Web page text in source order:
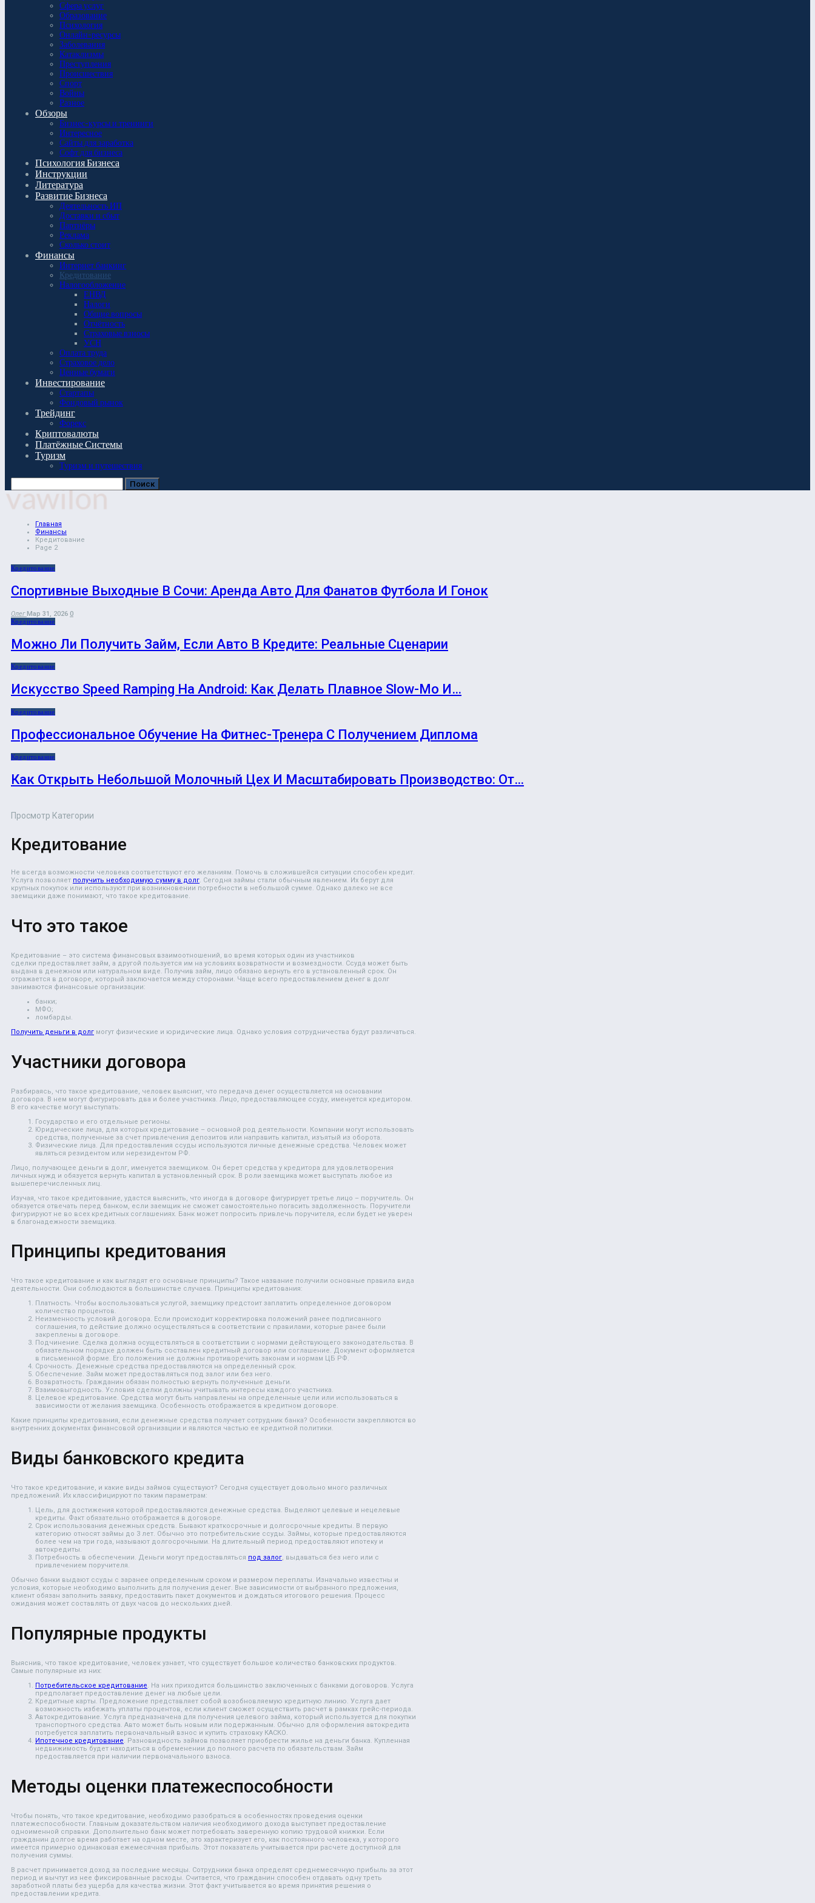
Сфера услуг
Образование
Психология
Онлайн-ресурсы
Заболевания
Катаклизмы
Преступления
Происшествия
Спорт
Войны
Разное
Обзоры
Бизнес-курсы и тренинги
Интересное
Сайты для заработка
Софт для бизнеса
Психология Бизнеса
Инструкции
Литература
Развитие Бизнеса
Деятельность ИП
Доставки и сбыт
Партнёры
Реклама
Сколько стоит
Финансы
Интернет банкинг
Кредитование
Налогообложение
ЕНВД
Налоги
Общие вопросы
Отчётность
Страховые взносы
УСН
Оплата труда
Страховое дело
Ценные бумаги
Инвестирование
Стартапы
Фондовый рынок
Трейдинг
Форекс
Криптовалюты
Платёжные Системы
Туризм
Туризм и путешествия
Главная
Финансы
Кредитование
Page 2
Кредитование
Спортивные Выходные В Сочи: Аренда Авто Для Фанатов Футбола И Гонок
Олег Мар 31, 2026 0
Кредитование
Можно Ли Получить Займ, Если Авто В Кредите: Реальные Сценарии
Кредитование
Искусство Speed Ramping На Android: Как Делать Плавное Slow-Mo И…
Кредитование
Профессиональное Обучение На Фитнес-Тренера С Получением Диплома
Кредитование
Как Открыть Небольшой Молочный Цех И Масштабировать Производство: От…
Просмотр Категории
Кредитование
Не всегда возможности человека соответствуют его желаниям. Помочь в сложившейся ситуации способен кредит.
Услуга позволяет получить необходимую сумму в долг. Сегодня займы стали обычным явлением. Их берут для
крупных покупок или используют при возникновении потребности в небольшой сумме. Однако далеко не все
заемщики даже понимают, что такое кредитование.
Что это такое
Кредитование – это система финансовых взаимоотношений, во время которых один из участников
сделки предоставляет займ, а другой пользуется им на условиях возвратности и возмездности. Ссуда может быть
выдана в денежном или натуральном виде. Получив займ, лицо обязано вернуть его в установленный срок. Он
отражается в договоре, который заключается между сторонами. Чаще всего предоставлением денег в долг
занимаются финансовые организации:
банки;
МФО;
ломбарды.
Получить деньги в долг могут физические и юридические лица. Однако условия сотрудничества будут различаться.
Участники договора
Разбираясь, что такое кредитование, человек выяснит, что передача денег осуществляется на основании
договора. В нем могут фигурировать два и более участника. Лицо, предоставляющее ссуду, именуется кредитором.
В его качестве могут выступать:
Государство и его отдельные регионы.
Юридические лица, для которых кредитование – основной род деятельности. Компании могут использовать
средства, полученные за счет привлечения депозитов или направить капитал, изъятый из оборота.
Физические лица. Для предоставления ссуды используются личные денежные средства. Человек может
являться резидентом или нерезидентом РФ.
Лицо, получающее деньги в долг, именуется заемщиком. Он берет средства у кредитора для удовлетворения
личных нужд и обязуется вернуть капитал в установленный срок. В роли заемщика может выступать любое из
вышеперечисленных лиц.
Изучая, что такое кредитование, удастся выяснить, что иногда в договоре фигурирует третье лицо – поручитель. Он
обязуется отвечать перед банком, если заемщик не сможет самостоятельно погасить задолженность. Поручители
фигурируют не во всех кредитных соглашениях. Банк может попросить привлечь поручителя, если будет не уверен
в благонадежности заемщика.
Принципы кредитования
Что такое кредитование и как выглядят его основные принципы? Такое название получили основные правила вида
деятельности. Они соблюдаются в большинстве случаев. Принципы кредитования:
Платность. Чтобы воспользоваться услугой, заемщику предстоит заплатить определенное договором
количество процентов.
Неизменность условий договора. Если происходит корректировка положений ранее подписанного
соглашения, то действие должно осуществляться в соответствии с правилами, которые ранее были
закреплены в договоре.
Подчинение. Сделка должна осуществляться в соответствии с нормами действующего законодательства. В
обязательном порядке должен быть составлен кредитный договор или соглашение. Документ оформляется
в письменной форме. Его положения не должны противоречить законам и нормам ЦБ РФ.
Срочность. Денежные средства предоставляются на определенный срок.
Обеспечение. Займ может предоставляться под залог или без него.
Возвратность. Гражданин обязан полностью вернуть полученные деньги.
Взаимовыгодность. Условия сделки должны учитывать интересы каждого участника.
Целевое кредитование. Средства могут быть направлены на определенные цели или использоваться в
зависимости от желания заемщика. Особенность отображается в кредитном договоре.
Какие принципы кредитования, если денежные средства получает сотрудник банка? Особенности закрепляются во
внутренних документах финансовой организации и являются частью ее кредитной политики.
Виды банковского кредита
Что такое кредитование, и какие виды займов существуют? Сегодня существует довольно много различных
предложений. Их классифицируют по таким параметрам:
Цель, для достижения которой предоставляются денежные средства. Выделяют целевые и нецелевые
кредиты. Факт обязательно отображается в договоре.
Срок использования денежных средств. Бывают краткосрочные и долгосрочные кредиты. В первую
категорию относят займы до 3 лет. Обычно это потребительские ссуды. Займы, которые предоставляются
более чем на три года, называют долгосрочными. На длительный период предоставляют ипотеку и
автокредиты.
Потребность в обеспечении. Деньги могут предоставляться под залог, выдаваться без него или с
привлечением поручителя.
Обычно банки выдают ссуды с заранее определенным сроком и размером переплаты. Изначально известны и
условия, которые необходимо выполнить для получения денег. Вне зависимости от выбранного предложения,
клиент обязан заполнить заявку, предоставить пакет документов и дождаться итогового решения. Процесс
ожидания может составлять от двух часов до нескольких дней.
Популярные продукты
Выяснив, что такое кредитование, человек узнает, что существует большое количество банковских продуктов.
Самые популярные из них:
Потребительское кредитование. На них приходится большинство заключенных с банками договоров. Услуга
предполагает предоставление денег на любые цели.
Кредитные карты. Предложение представляет собой возобновляемую кредитную линию. Услуга дает
возможность избежать уплаты процентов, если клиент сможет осуществить расчет в рамках грейс-периода.
Автокредитование. Услуга предназначена для получения целевого займа, который используется для покупки
транспортного средства. Авто может быть новым или подержанным. Обычно для оформления автокредита
потребуется заплатить первоначальный взнос и купить страховку КАСКО.
Ипотечное кредитование. Разновидность займов позволяет приобрести жилье на деньги банка. Купленная
недвижимость будет находиться в обременении до полного расчета по обязательствам. Займ
предоставляется при наличии первоначального взноса.
Методы оценки платежеспособности
Чтобы понять, что такое кредитование, необходимо разобраться в особенностях проведения оценки
платежеспособности. Главным доказательством наличия необходимого дохода выступает предоставление
одноименной справки. Дополнительно банк может потребовать заверенную копию трудовой книжки. Если
гражданин долгое время работает на одном месте, это характеризует его, как постоянного человека, у которого
имеется примерно одинаковая ежемесячная прибыль. Этот показатель учитывается при расчете доступной для
получения суммы.
В расчет принимается доход за последние месяцы. Сотрудники банка определят среднемесячную прибыль за этот
период и вычтут из нее фиксированные расходы. Считается, что гражданин способен отдавать одну треть
заработной платы без ущерба для качества жизни. Этот факт учитывается во время принятия решения о
предоставлении кредита.